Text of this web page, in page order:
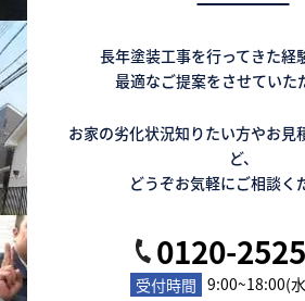
長年塗装工事を行ってきた経
最適なご提案をさせていた
お家の劣化状況知りたい方やお見
ど、
どうぞお気軽にご相談く
0120-
受付時間 9:00~18:00(